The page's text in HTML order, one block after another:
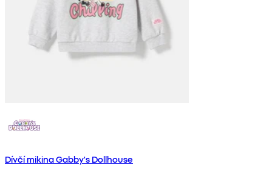
Dívčí mikina Gabby's Dollhouse